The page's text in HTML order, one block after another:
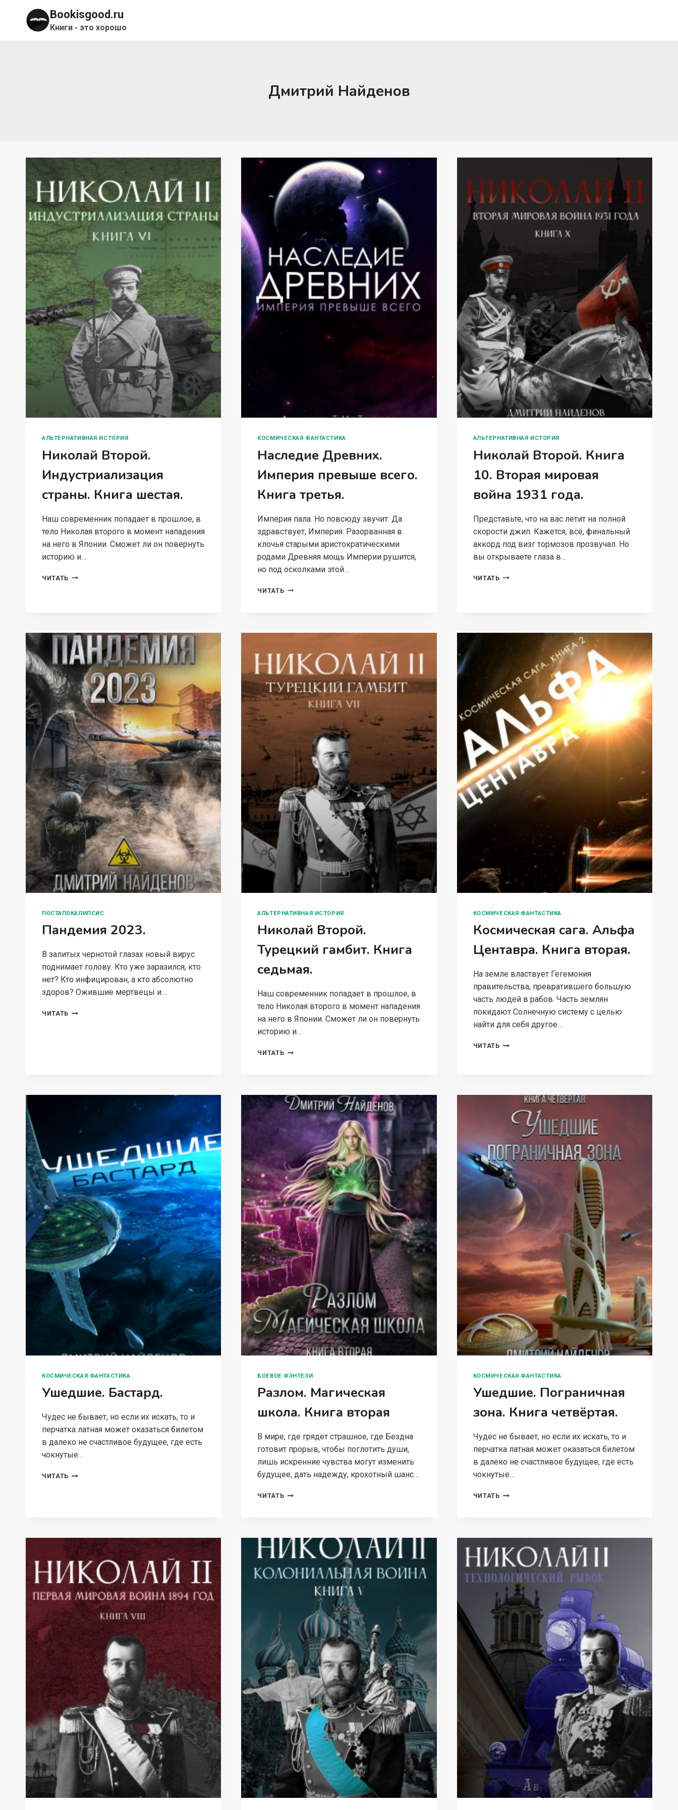
содержимому
Bookisgood.ru
Книги - это хорошо
Дмитрий Найденов
АЛЬТЕРНАТИВНАЯ ИСТОРИЯ
Николай Второй.
Индустриализация
страны. Книга шестая.
Наш современник попадает в прошлое, в
тело Николая второго в момент нападения
на него в Японии. Сможет ли он повернуть
историю и…
ЧИТАТЬ НИКОЛАЙ
КОСМИЧЕСКАЯ ФАНТАСТИКА
Наследие Древних.
Империя превыше всего.
Книга третья.
Империя пала. Но повсюду звучит: Да
здравствует, Империя. Разорванная в
клочья старыми аристократическими
родами Древняя мощь Империи рушится,
но под осколками этой…
ЧИТАТЬ НАСЛЕДИЕ
АЛЬТЕРНАТИВНАЯ ИСТОРИЯ
Николай Второй. Книга
10. Вторая мировая
война 1931 года.
Представьте, что на вас летит на полной
скорости джип. Кажется, всё, финальный
аккорд под визг тормозов прозвучал. Но
вы открываете глаза в…
ЧИТАТЬ НИКОЛАЙ
ПОСТАПОКАЛИПСИС
Пандемия 2023.
В залитых чернотой глазах новый вирус
поднимает голову. Кто уже заразился, кто
нет? Кто инфицирован, а кто абсолютно
здоров? Ожившие мертвецы и…
ЧИТАТЬ ПАНДЕМИЯ
АЛЬТЕРНАТИВНАЯ ИСТОРИЯ
Николай Второй.
Турецкий гамбит. Книга
седьмая.
Наш современник попадает в прошлое, в
тело Николая второго в момент нападения
на него в Японии. Сможет ли он повернуть
историю и…
ЧИТАТЬ НИКОЛАЙ
СЕДЬМАЯ.
КОСМИЧЕСКАЯ ФАНТАСТИКА
Космическая сага. Альфа
Центавра. Книга вторая.
На земле властвует Гегемония
правительства, превратившего большую
часть людей в рабов. Часть землян
покидают Солнечную систему с целью
найти для себя другое…
ЧИТАТЬ КОСМИЧЕСКАЯ
ВТОРАЯ.
КОСМИЧЕСКАЯ ФАНТАСТИКА
Ушедшие. Бастард.
Чудес не бывает, но если их искать, то и
перчатка латная может оказаться билетом
в далеко не счастливое будущее, где есть
чокнутые…
ЧИТАТЬ УШЕДШИЕ.
БОЕВОЕ ФЭНТЕЗИ
Разлом. Магическая
школа. Книга вторая
В мире, где грядет страшное, где Бездна
готовит прорыв, чтобы поглотить души,
лишь искренние чувства могут изменить
будущее, дать надежду, крохотный шанс…
ЧИТАТЬ РАЗЛОМ.
КОСМИЧЕСКАЯ ФАНТАСТИКА
Ушедшие. Пограничная
зона. Книга четвёртая.
Чудес не бывает, но если их искать, то и
перчатка латная может оказаться билетом
в далеко не счастливое будущее, где есть
чокнутые…
ЧИТАТЬ УШЕДШИЕ.